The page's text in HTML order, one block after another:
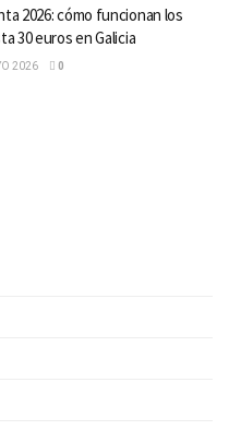
2026: cómo funcionan los
30 euros en Galicia
2026 0